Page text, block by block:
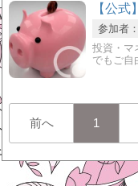
【公
参加者：
投資・マ
でもご自
前へ 1